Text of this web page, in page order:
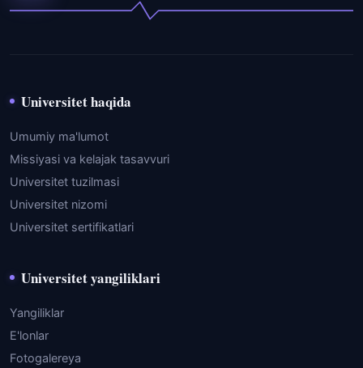
Universitet haqida
Umumiy ma'lumot
Missiyasi va kelajak tasavvuri
Universitet tuzilmasi
Universitet nizomi
Universitet sertifikatlari
Universitet yangiliklari
Yangiliklar
E'lonlar
Fotogalereya